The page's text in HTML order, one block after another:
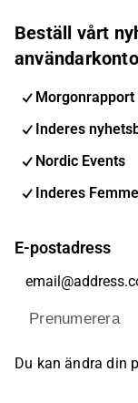
Beställ vårt
Inderes
Nordic Events
Inderes Femme
E-postadress
Prenumerera
Du kan ändra din